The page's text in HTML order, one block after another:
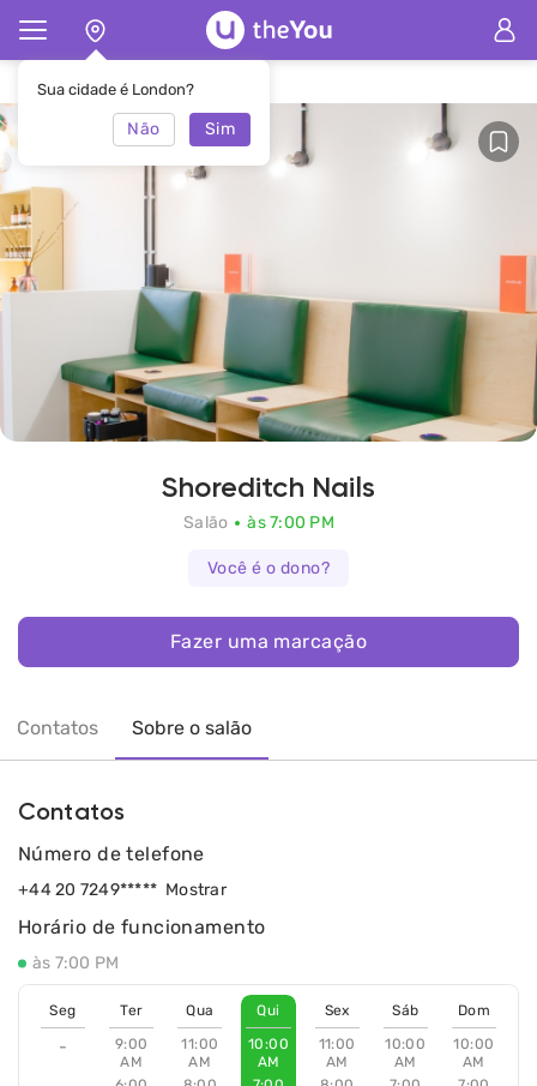
Sua cidade é London?
Não Sim
Principal Salão Shoreditch Nails
Shoreditch Nails
Salão às 7:00 PM
Você é o dono?
Fazer uma marcação
Contatos Sobre o salão
Contatos
Horário de funcionamento
às 7:00 PM
Seg
-
Ter
9:00
AM
Qua
11:00
AM
Qui
10:00
AM
Sex
11:00
AM
Sáb
10:00
AM
Dom
10:00
AM
Número de telefone
+44 20 7249***** Mostrar